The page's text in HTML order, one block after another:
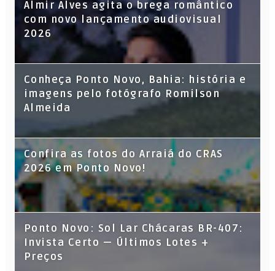
Almir Alves agita o brega romântico
com novo lançamento audiovisual
2026
Conheça Ponto Novo, Bahia: história e
imagens pelo fotógrafo Romilson
Almeida
Confira as fotos do Arraiá do CRAS
2026 em Ponto Novo!
Ponto Novo: Sol Lar Chácaras BR-407:
Invista Certo — Últimos Lotes +
Preços